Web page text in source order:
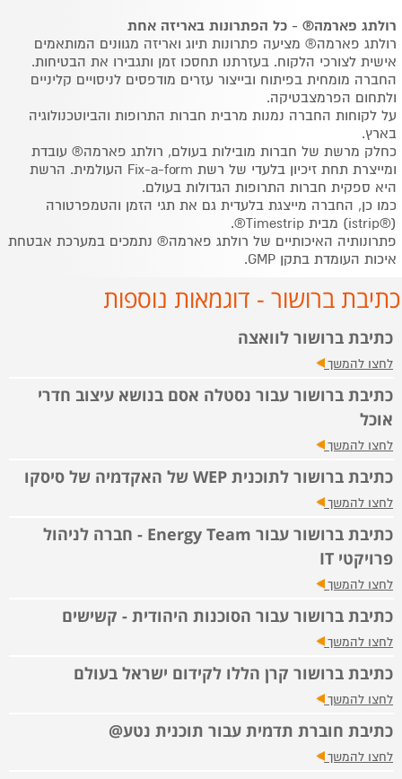
רולתג פארמה® - כל הפתרונות באריזה אחת
רולתג פארמה® מציעה פתרונות תיוג ואריזה מגוונים המותאמים
אישית לצורכי הלקוח. בעזרתנו תחסכו זמן ותגבירו את הבטיחות.
החברה מומחית בפיתוח ובייצור עזרים מודפסים לניסויים קליניים
ולתחום הפרמצבטיקה.
על לקוחות החברה נמנות מרבית חברות התרופות והביוטכנולוגיה
בארץ.
כחלק מרשת של חברות מובילות בעולם, רולתג פארמה® עובדת
ומייצרת תחת זיכיון בלעדי של רשת Fix-a-form העולמית. הרשת
היא ספקית חברות התרופות הגדולות בעולם.
כמו כן, החברה מייצגת בלעדית גם את תגי הזמן והטמפרטורה
(®istrip) מבית Timestrip®.
פתרונותיה האיכותיים של רולתג פארמה® נתמכים במערכת אבטחת
איכות העומדת בתקן GMP.
כתיבת ברושור לוואצה
לחצו להמשך
כתיבת ברושור עבור נסטלה אסם בנושא עיצוב חדרי
אוכל
לחצו להמשך
כתיבת ברושור לתוכנית WEP של האקדמיה של סיסקו
לחצו להמשך
כתיבת ברושור עבור Energy Team - חברה לניהול
פרויקטי IT
לחצו להמשך
כתיבת ברושור עבור הסוכנות היהודית - קשישים
לחצו להמשך
כתיבת ברושור קרן הללו לקידום ישראל בעולם
לחצו להמשך
כתיבת חוברת תדמית עבור תוכנית נטע@
לחצו להמשך
כתיבת ברושור - דוגמאות נוספות